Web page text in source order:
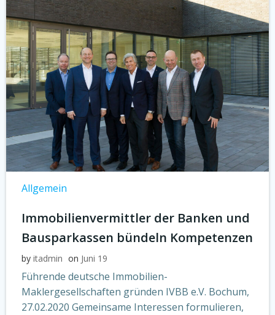
Allgemein
Immobilienvermittler der Banken und
Bausparkassen bündeln Kompetenzen
by itadmin on Juni 19
Führende deutsche Immobilien-
Maklergesellschaften gründen IVBB e.V. Bochum,
27.02.2020 Gemeinsame Interessen formulieren,